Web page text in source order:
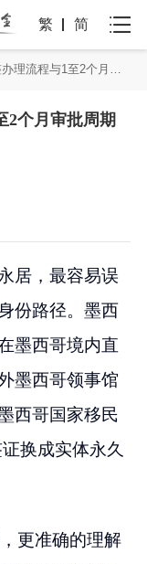
繁 简
墨西哥退休永居完整办理流程与1至2个月审批周期 2026最新版 亚太环球专业解读
2个月审批周期
居，最容易误
份路径。墨西
墨西哥境内直
墨西哥领事馆
西哥国家移民
证换成实体永久
更准确的理解